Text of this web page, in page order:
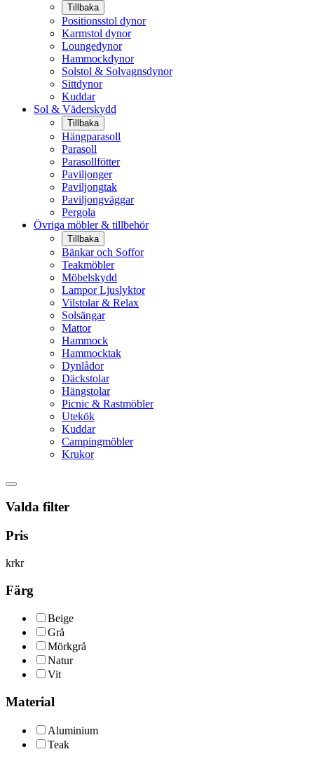
Tillbaka
Positionsstol dynor
Karmstol dynor
Loungedynor
Hammockdynor
Solstol & Solvagnsdynor
Sittdynor
Kuddar
Sol & Väderskydd
Tillbaka
Hängparasoll
Parasoll
Parasollfötter
Paviljonger
Paviljongtak
Paviljongväggar
Pergola
Övriga möbler & tillbehör
Tillbaka
Bänkar och Soffor
Teakmöbler
Möbelskydd
Lampor Ljuslyktor
Vilstolar & Relax
Solsängar
Mattor
Hammock
Hammocktak
Dynlådor
Däckstolar
Hängstolar
Picnic & Rastmöbler
Utekök
Kuddar
Campingmöbler
Krukor
Valda filter
Pris
krkr
Färg
Beige
Grå
Mörkgrå
Natur
Vit
Material
Aluminium
Teak